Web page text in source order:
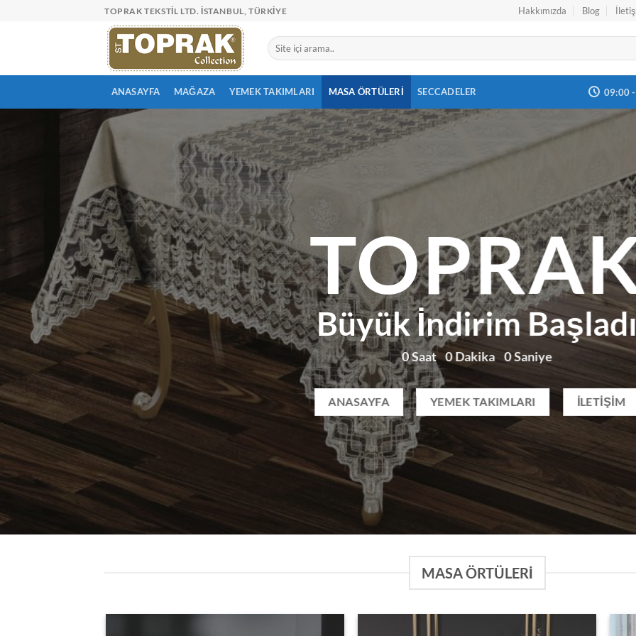
TOPRAK TEKSTIL LTD. İSTANBUL, TÜRKIYE Hakkımızda Blog
Ara:
ANASAYFA MAĞAZA YEMEK TAKIMLARI MASA ÖRTÜLERI SECCADELER 09:00
Büyük İndirim
0Saat 0Dakika 0Saniye
ANASAYFA YEMEK TAKIMLARI İLETIŞIM
MASA ÖRTÜLERI